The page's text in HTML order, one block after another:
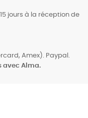
jours à la réception de
Amex). Paypal.
avec Alma.